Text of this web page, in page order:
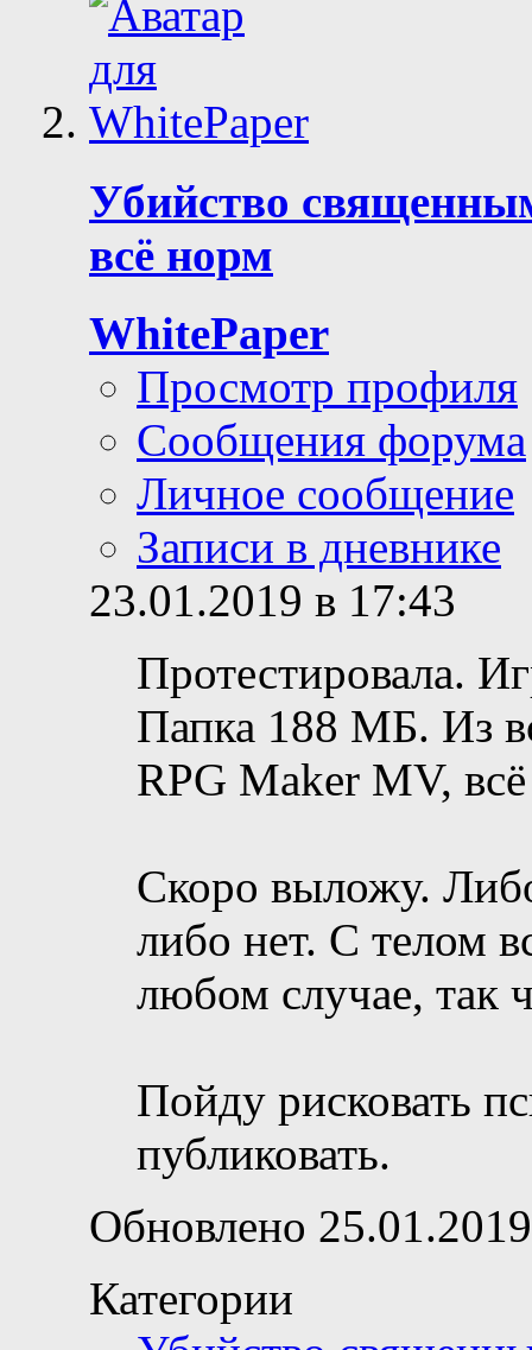
Убийство
всё норм
WhitePaper
Просмотр профиля
Сообщения форума
Личное сообщение
Записи в дневнике
23.01.2019 в 17:43
Протестировала.
Папка 188 МБ. Из
RPG Maker MV,
Скоро выложу.
либо нет. С телом
любом случае, так
Пойду рисковать
публиковать.
Обновлено
Категории